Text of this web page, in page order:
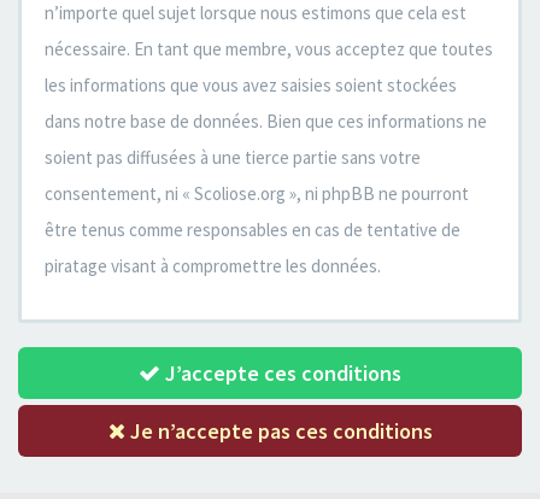
n’importe quel sujet lorsque nous estimons que cela est
nécessaire. En tant que membre, vous acceptez que toutes
les informations que vous avez saisies soient stockées
dans notre base de données. Bien que ces informations ne
soient pas diffusées à une tierce partie sans votre
consentement, ni « Scoliose.org », ni phpBB ne pourront
être tenus comme responsables en cas de tentative de
piratage visant à compromettre les données.
J’accepte ces conditions
Je n’accepte pas ces conditions